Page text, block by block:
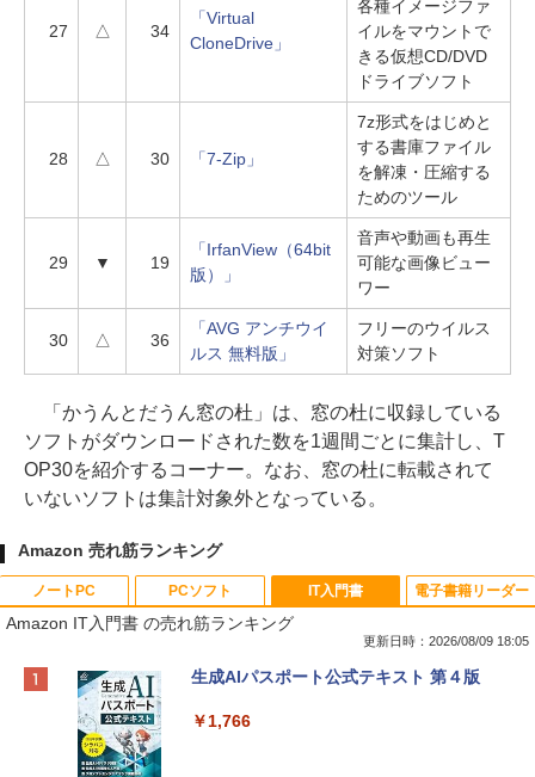
27 △ 34
「Virtual
CloneDrive」
各種イメージファ
イルをマウントで
きる仮想CD/DVD
ドライブソフト
28 △ 30 「7-Zip」
7z形式をはじめと
する書庫ファイル
を解凍・圧縮する
ためのツール
29 ▼ 19
「IrfanView（64bit
版）」
音声や動画も再生
可能な画像ビュー
ワー
30 △ 36
「AVG アンチウイ
ルス 無料版」
フリーのウイルス
対策ソフト
「かうんとだうん窓の杜」は、窓の杜に収録している
ソフトがダウンロードされた数を1週間ごとに集計し、T
OP30を紹介するコーナー。なお、窓の杜に転載されて
いないソフトは集計対象外となっている。
Amazon 売れ筋ランキング
ノートPC
Apple 2026 MacBook Neo A18 Proチッ
e Intelligenceのために設計、Liquid Ret
PCソフト
Robloxギフトカード - 800 Robux 【限
インゲームコード】 ロブロックス | オン
IT入門書
Amazon IT入門書 の売れ筋ランキング
更新日時：2026/08/09 18:05
生成AIパスポート公式テキスト 第４版
￥1,766
電子書籍リーダー